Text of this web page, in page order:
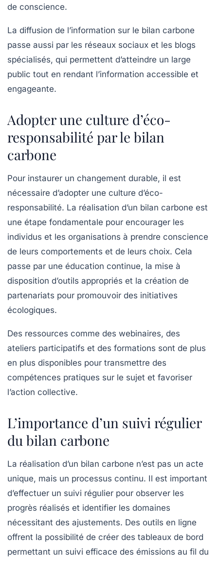
de conscience.
La diffusion de l’information sur le bilan carbone
passe aussi par les réseaux sociaux et les blogs
spécialisés, qui permettent d’atteindre un large
public tout en rendant l’information accessible et
engageante.
Adopter une culture d’éco-
responsabilité par le bilan
carbone
Pour instaurer un changement durable, il est
nécessaire d’adopter une culture d’éco-
responsabilité. La réalisation d’un bilan carbone est
une étape fondamentale pour encourager les
individus et les organisations à prendre conscience
de leurs comportements et de leurs choix. Cela
passe par une éducation continue, la mise à
disposition d’outils appropriés et la création de
partenariats pour promouvoir des initiatives
écologiques.
Des ressources comme des webinaires, des
ateliers participatifs et des formations sont de plus
en plus disponibles pour transmettre des
compétences pratiques sur le sujet et favoriser
l’action collective.
L’importance d’un suivi régulier
du bilan carbone
La réalisation d’un bilan carbone n’est pas un acte
unique, mais un processus continu. Il est important
d’effectuer un suivi régulier pour observer les
progrès réalisés et identifier les domaines
nécessitant des ajustements. Des outils en ligne
offrent la possibilité de créer des tableaux de bord
permettant un suivi efficace des émissions au fil du